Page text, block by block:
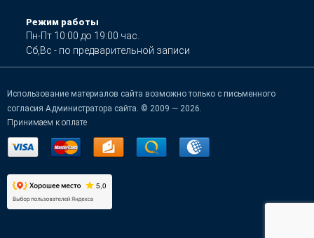
Режим работы
Пн-Пт 10:00 до 19:00 час.
Сб,Вс - по предварительной записи
Использование материалов сайта возможно только с письменного
согласия Администратора сайта. © 2009 — 2026.
Принимаем к оплате